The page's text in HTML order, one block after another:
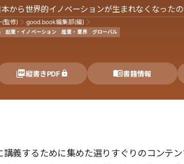
から世界的イノベーションが生まれなくなった
(監修) good.book編集部(編)
起業・イノベーション 産業・業界 グローバル
縦書きPDF 書籍情報
講義するために集めた選りすぐりのコンテ